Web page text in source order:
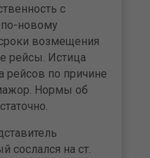
с
по-новому
возмещения
рейсы. Истица
рейсов по причине
Нормы об
сослался на ст.